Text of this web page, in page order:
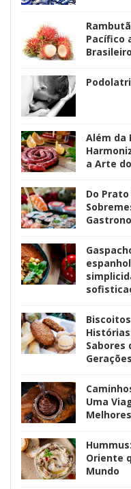
Pacífico
Brasileiro
Além da
a Arte
Do
Sabores
Gerações
Uma
Oriente
Mundo